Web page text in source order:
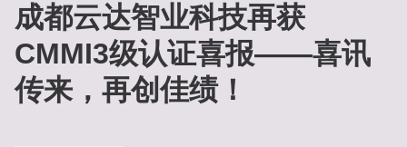
成都云达智业科技再获
CMMI3级认证喜报‌——喜讯
传来，再创佳绩！‌